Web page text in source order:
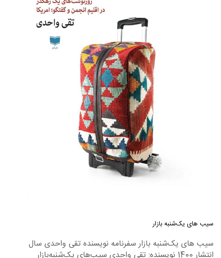
سیب های یک‌شنبه بازار
سیب های یک‌شنبه بازار سفرنامه نویسنده تقی واحدی سال
انتشار 1400 نویسنده: تقی واحدی سیب‌های یک‌شنبه‌بازار